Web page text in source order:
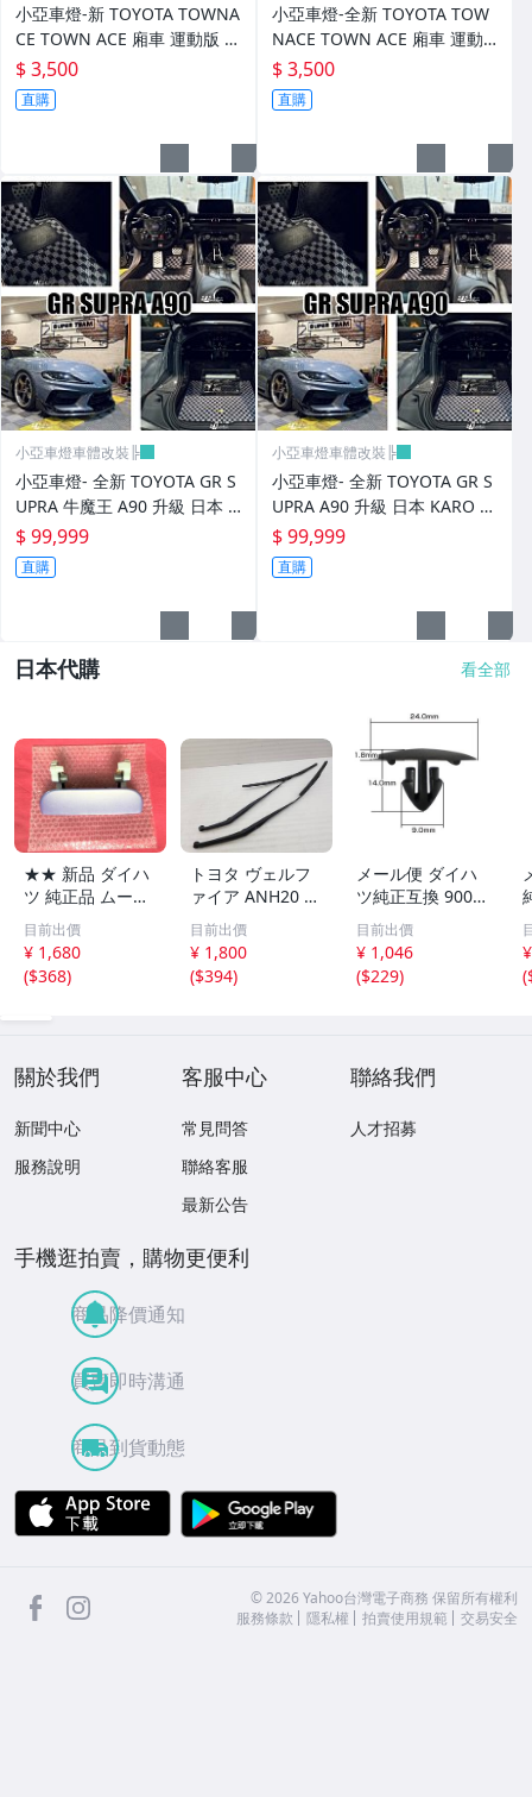
小亞車燈-新 TOYOTA TOWNA
CE TOWN ACE 廂車 運動版 尾
翼 鴨尾 素材 FRP
$ 3,500
直購
小亞車燈-全新 TOYOTA TOW
NACE TOWN ACE 廂車 運動
版 尾翼 鴨尾 素材 FRP
$ 3,500
直購
小亞車燈車體改裝╠
小亞車燈- 全新 TOYOTA GR S
UPRA 牛魔王 A90 升級 日本 K
ARO 頂級訂製 腳踏墊
$ 99,999
直購
小亞車燈車體改裝╠
小亞車燈- 全新 TOYOTA GR S
UPRA A90 升級 日本 KARO 頂
級訂製 腳踏墊
$ 99,999
直購
日本代購 看全部
★★ 新品 ダイハ
ツ 純正品 ムーヴ
L150S L152S L16
0S リアゲート バ
ックドア トラン
ク 後ろ ドアノブ
目前出價
¥ 1,680
($368)
トヨタ ヴェルフ
ァイア ANH20 A
NH25 純正 ワイ
パーアーム 左右
セット [D98 CW-
35]
目前出價
¥ 1,800
($394)
メール便 ダイハ
ツ純正互換 9004
4-68280同等 フ
ードインシュレー
ター スクリュー
グロメット クリ
目前出價
¥ 1,046
($229)
(
關於我們
新聞中心
服務說明
客服中心
常見問答
聯絡客服
最新公告
聯絡我們
人才招募
手機逛拍賣，購物更便利
商品降價通知
買賣即時溝通
商品到貨動態
APP Store
facebook ©2026 Yahoo台灣電子商務 保留所有權利
服務條款
隱私權 拍賣使用規範 交易安全